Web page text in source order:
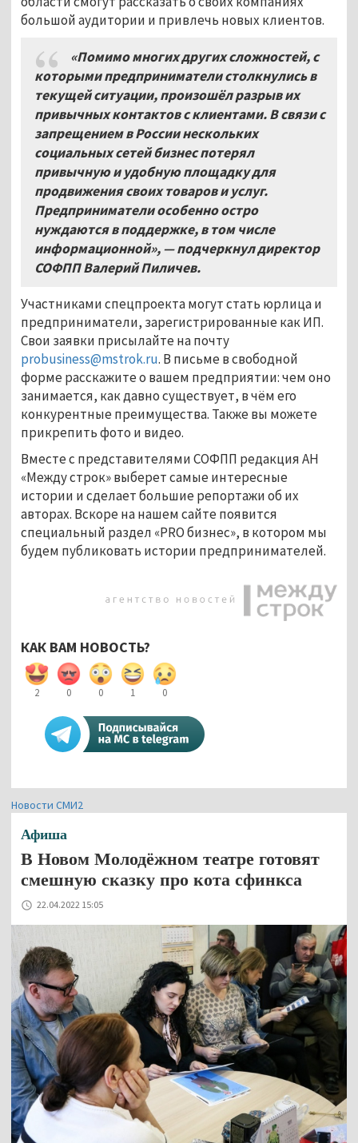
большой аудитории и привлечь новых клиентов.
«Помимо многих других сложностей, с
которыми предприниматели столкнулись в
текущей ситуации, произошёл разрыв их
привычных контактов с клиентами. В связи с
запрещением в России нескольких
социальных сетей бизнес потерял
привычную и удобную площадку для
продвижения своих товаров и услуг.
Предприниматели особенно остро
нуждаются в поддержке, в том числе
информационной», — подчеркнул директор
СОФПП Валерий Пиличев.
Участниками спецпроекта могут стать юрлица и
предприниматели, зарегистрированные как ИП.
Свои заявки присылайте на почту
probusiness@mstrok.ru. В письме в свободной
форме расскажите о вашем предприятии: чем оно
занимается, как давно существует, в чём его
конкурентные преимущества. Также вы можете
прикрепить фото и видео.
Вместе с представителями СОФПП редакция АН
«Между строк» выберет самые интересные
истории и сделает большие репортажи об их
авторах. Вскоре на нашем сайте появится
специальный раздел «PRO бизнес», в котором мы
будем публиковать истории предпринимателей.
КАК ВАМ НОВОСТЬ?
2 0 0 1 0
Новости СМИ2
Афиша
В Новом Молодёжном театре готовят
смешную сказку про кота сфинкса
22.04.2022 15:05